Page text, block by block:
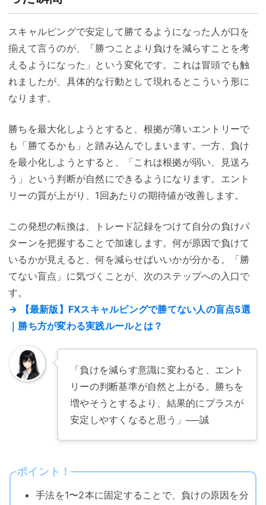
スキャルピングで安定して勝てるようになった人が口を
揃えて言うのが、「勝つことより負けを減らすことを考
えるようになった」という変化です。これは冒頭でも触
れましたが、具体的な行動として現れるとこういう形に
なります。
勝ちを最大化しようとすると、根拠が薄いエントリーで
も「勝てるかも」と踏み込んでしまいます。一方、負け
を最小化しようとすると、「これは根拠が弱い、見送ろ
う」という判断が自然にできるようになります。エント
リーの質が上がり、1回あたりの期待値が改善します。
この発想の転換は、トレード記録をつけて自分の負けパ
ターンを把握することで加速します。何が原因で負けて
いるかが見えると、何を減らせばいいかが分かる。「勝
てない盲点」に気づくことが、次のステップへの入口で
す。
→ 【最新版】FXスキャルピングで勝てない人の盲点5選
｜勝ち方が変わる実践ルールとは？
「負けを減らす意識に変わると、エント
リーの判断基準が自然と上がる。勝ちを
増やそうとするより、結果的にプラスが
安定しやすくなると思う」 ──誠
ポイント！
手法を1〜2本に固定することで、負けの原因を分